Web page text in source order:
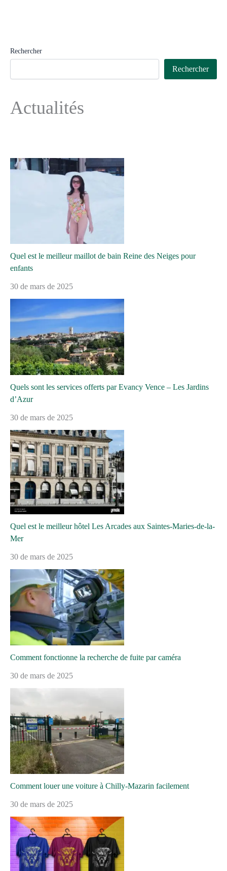
Rechercher
Rechercher
Actualités
Quel est le meilleur maillot de bain Reine des Neiges pour
enfants
30 de mars de 2025
Quels sont les services offerts par Evancy Vence – Les Jardins
d’Azur
30 de mars de 2025
Quel est le meilleur hôtel Les Arcades aux Saintes-Maries-de-la-
Mer
30 de mars de 2025
Comment fonctionne la recherche de fuite par caméra
30 de mars de 2025
Comment louer une voiture à Chilly-Mazarin facilement
30 de mars de 2025